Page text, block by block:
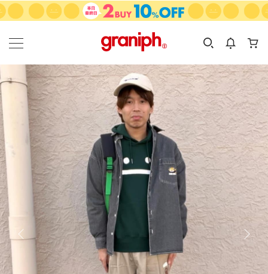
カテゴリーから探す
KIDS
カテゴリ
サイズ